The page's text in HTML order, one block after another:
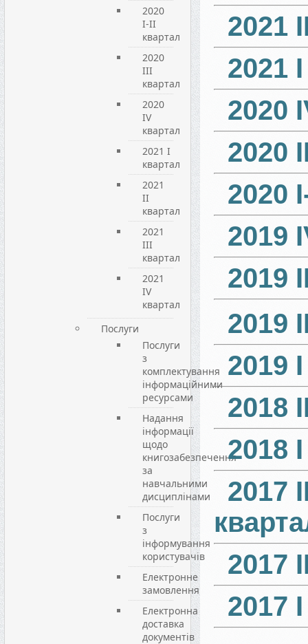
2020
I-II
квартал
2020
III
квартал
2020
IV
квартал
2021 I
квартал
2021
ІІ
квартал
2021
ІІІ
квартал
2021
IV
квартал
Послуги
Послуги
з
комплектування
інформаційними
ресурсами
Надання
інформації
щодо
книгозабезпечення
за
навчальними
дисциплінами
Послуги
з
інформування
користувачів
Електронне
замовлення
Електронна
доставка
документів
2021
2021
2020
2020 I
2020 I
2019
2019
2019
2019
2018
2018
2017
2017
2017